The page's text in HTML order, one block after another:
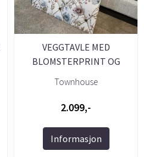
VEGGTAVLE MED
BLOMSTERPRINT OG
NAGLER 50X70
Townhouse
2.099,-
Informasjon